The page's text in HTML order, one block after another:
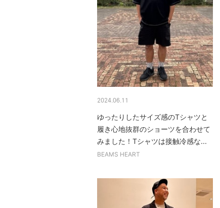
2024.06.11
ゆったりしたサイズ感のTシャツと
履き心地抜群のショーツを合わせて
みました！Tシャツは接触冷感な...
BEAMS HEART